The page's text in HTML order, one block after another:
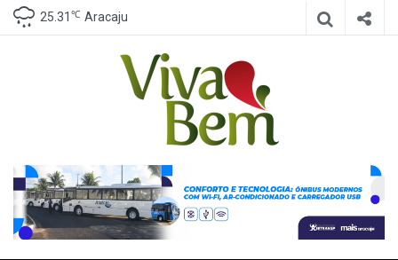
25.31 ℃ Aracaju
Canal Viva
Bem